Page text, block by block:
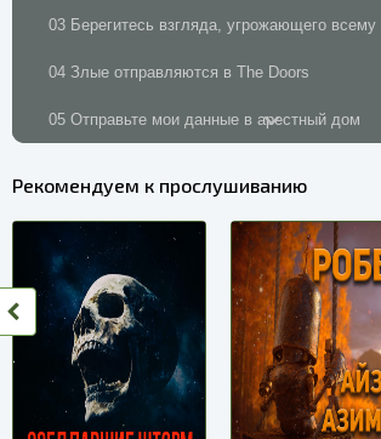
03 Берегитесь взгляда, угрожающего всему
04 Злые отправляются в The Doors
05 Отправьте мои данные в арестный дом
08 Guitarras Ramírez
09 Три слова
10 Между Кларком и Хиллдейлом
11 Неизвестные солдаты
Рекомендуем к прослушиванию